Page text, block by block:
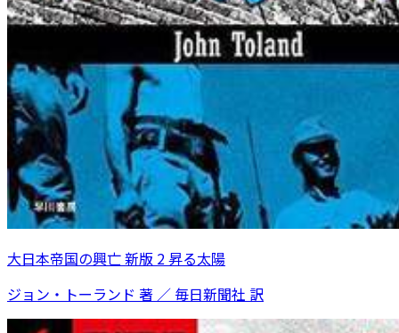
大日本帝国の興亡 新版 2 昇る太陽
ジョン・トーランド 著 ／ 毎日新聞社 訳